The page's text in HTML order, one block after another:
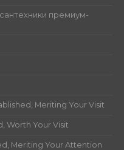
премиум-
Meriting Your Visit
Worth Your Visit
Meriting Your Attention